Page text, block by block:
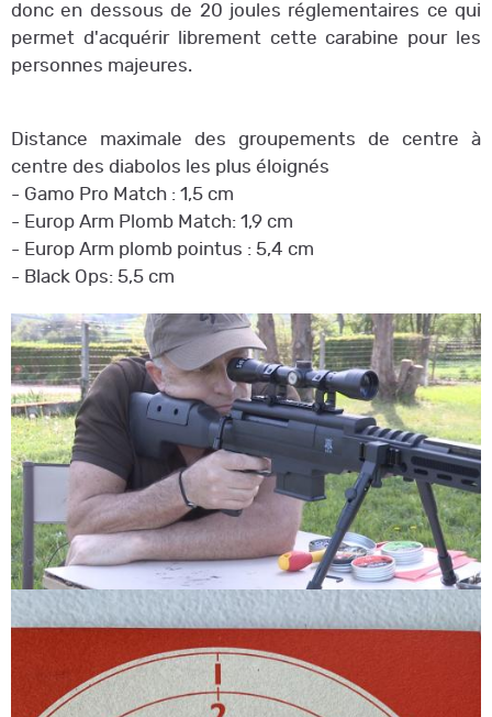
donc en dessous de 20 joules réglementaires ce qui
permet d'acquérir librement cette carabine pour les
personnes majeures.
Distance maximale des groupements de centre à
centre des diabolos les plus éloignés
- Gamo Pro Match : 1,5 cm
- Europ Arm Plomb Match: 1,9 cm
- Europ Arm plomb pointus : 5,4 cm
- Black Ops: 5,5 cm